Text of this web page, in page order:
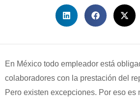
En México todo empleador está
colaboradores con la prestación del
Pero existen excepciones. Por eso es